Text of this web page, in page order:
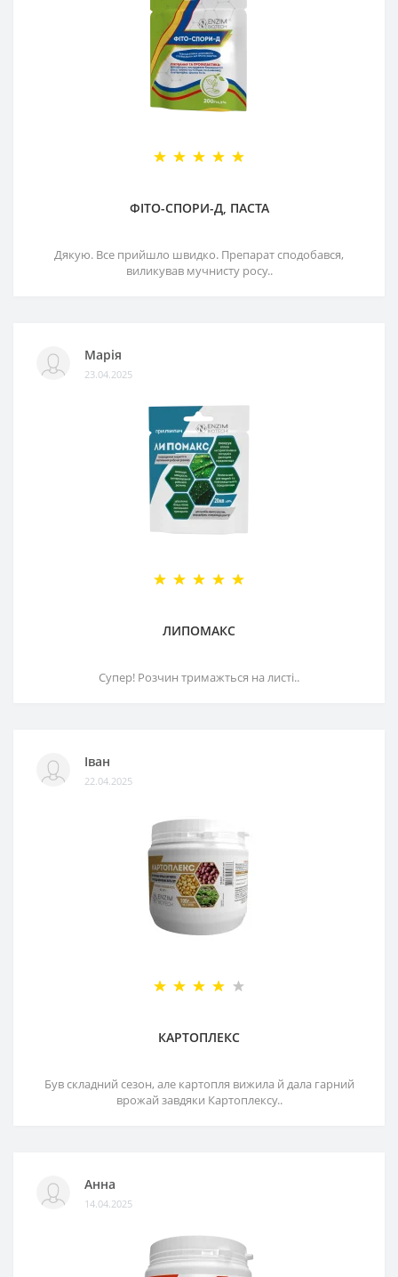
ФІТО-СПОРИ-Д, ПАСТА
Дякую. Все прийшло швидко. Препарат сподобався,
виликував мучнисту росу..
Марія
23.04.2025
ЛИПОМАКС
Супер! Розчин тримажться на листі..
Іван
22.04.2025
КАРТОПЛЕКС
Був складний сезон, але картопля вижила й дала гарний
врожай завдяки Картоплексу..
Анна
14.04.2025